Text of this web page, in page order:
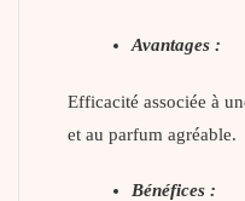
Avantages :
Efficacité associée à
et au parfum agréable.
Bénéfices :